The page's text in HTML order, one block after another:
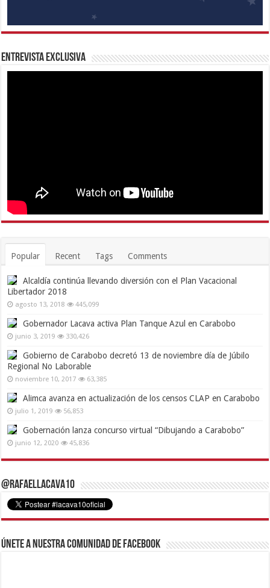
Entrevista Exclusiva
Popular Recent Tags Comments
Alcaldía continúa llevando diversión con el Plan Vacacional
Libertador 2018
agosto 13, 2018 445,099
Gobernador Lacava activa Plan Tanque Azul en Carabobo
junio 3, 2019 330,426
Gobierno de Carabobo decretó 13 de noviembre día de Júbilo
Regional No Laborable
noviembre 10, 2017 63,385
Alimca avanza en actualización de los censos CLAP en Carabobo
julio 1, 2019 56,853
Gobernación lanza concurso virtual “Dibujando a Carabobo”
junio 12, 2020 45,836
@RafaelLacava10
Únete a nuestra comunidad de Facebook